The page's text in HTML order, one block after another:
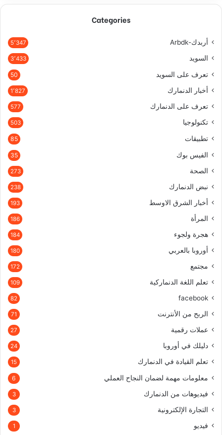
Categories
أربدك-Arbdk 5٬347
السويد 3٬433
تعرف على السويد 50
أخبار الدنمارك 1٬827
تعرف على الدنمارك 577
تكنولوجيا 503
تطبيقات 85
الفيس بوك 35
الصحة 273
نبض الدنمارك 238
أخبار الشرق الاوسط 193
المرأة 186
هجرة ولجوء 184
أوروبا بالعربي 180
مجتمع 172
تعلم اللغة الدنماركية 109
facebook
82
الربح من الأنترنت 71
عملات رقمية 27
دليلك في أوروبا 24
تعلم القيادة في الدنمارك 15
معلومات مهمة لضمان النجاح العملي 6
فيديوهات من الدنمارك 3
التجارة الإلكترونية 3
فيديو 1